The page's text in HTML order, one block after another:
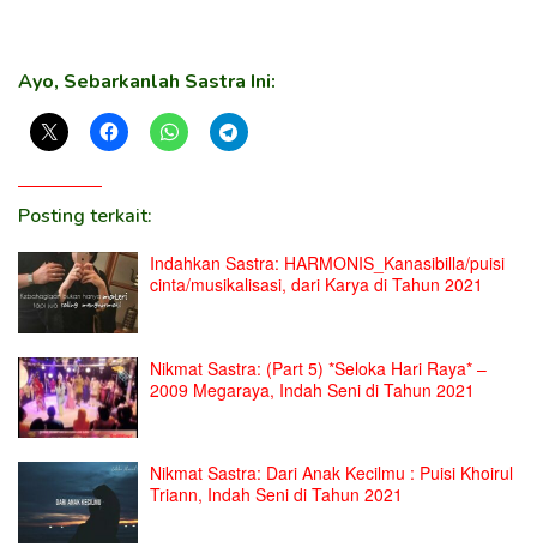
Ayo, Sebarkanlah Sastra Ini:
Posting terkait:
Indahkan Sastra: HARMONIS_Kanasibilla/puisi
cinta/musikalisasi, dari Karya di Tahun 2021
Nikmat Sastra: (Part 5) *Seloka Hari Raya* –
2009 Megaraya, Indah Seni di Tahun 2021
Nikmat Sastra: Dari Anak Kecilmu : Puisi Khoirul
Triann, Indah Seni di Tahun 2021